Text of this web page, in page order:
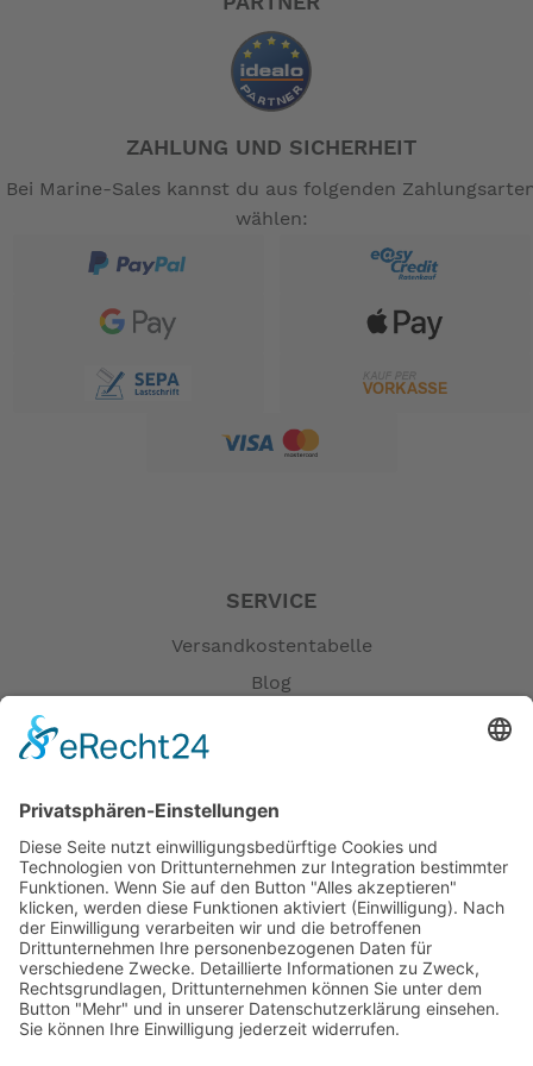
ZAHLUNG UND SICHERHEIT
Bei Marine-Sales kannst du aus folgenden
wählen:
SERVICE
Versandkostentabelle
Blog
Versandpartner
Verfügbarkeiten
Zahlung und Versand
Datenschutz
Fernabsatz